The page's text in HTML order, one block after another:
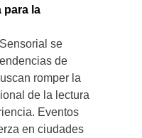
para la
se
de
romper la
de la lectura
Eventos
en ciudades